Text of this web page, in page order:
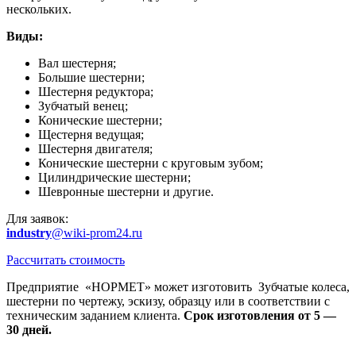
нескольких.
Виды:
Вал шестерня;
Большие шестерни;
Шестерня редуктора;
Зубчатый венец;
Конические шестерни;
Щестерня ведущая;
Шестерня двигателя;
Конические шестерни с круговым зубом;
Цилиндрические шестерни;
Шевронные шестерни и другие.
Для заявок:
industry@wiki-prom24.ru
Рассчитать стоимость
Предприятие «НОРМЕТ» может изготовить Зубчатые колеса,
шестерни по чертежу, эскизу, образцу или в соответствии с
техническим заданием клиента. Срок изготовления от 5 —
30 дней.